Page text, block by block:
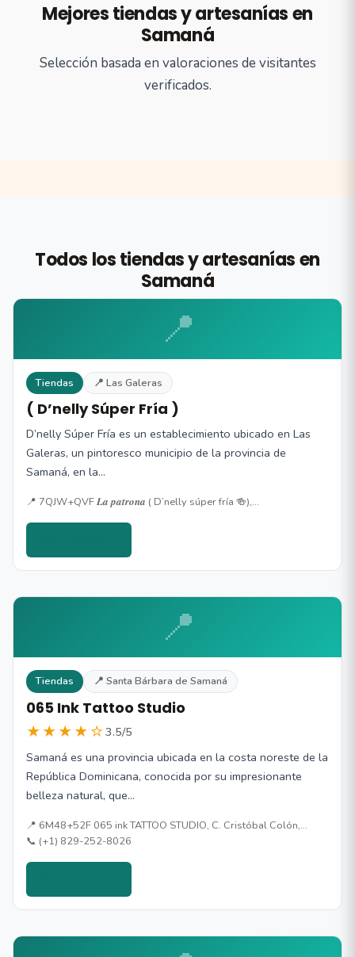
Mejores tiendas y artesanías en
Samaná
Selección basada en valoraciones de visitantes
verificados.
Todos los tiendas y artesanías en
Samaná
📍
Tiendas 📍 Las Galeras
( D’nelly Súper Fría )
D’nelly Súper Fría es un establecimiento ubicado en Las
Galeras, un pintoresco municipio de la provincia de
Samaná, en la…
📍 7QJW+QVF 𝑳𝒂 𝒑𝒂𝒕𝒓𝒐𝒏𝒂 ( D’nelly súper fría 🍻),…
📍
Tiendas 📍 Santa Bárbara de Samaná
065 Ink Tattoo Studio
★★★★☆3.5/5
Samaná es una provincia ubicada en la costa noreste de la
República Dominicana, conocida por su impresionante
belleza natural, que…
📍 6M48+52F 065 ink TATTOO STUDIO, C. Cristóbal Colón,…
📞 (+1) 829-252-8026